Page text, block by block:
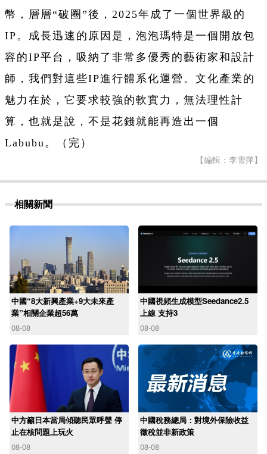
幣，層層“破圈”後，2025年成了一個世界級的
IP。成長迅速的原因是，泡泡瑪特是一個開放包
容的IP平台，吸納了非常多優秀的藝術家和設計
師，我們對這些IP進行體系化運營。文化產業的
魅力在於，它要求較強的軟實力，無法理性計
算，也就是說，不是花錢就能再造出一個
Labubu。（完）
【編輯：李雪萍】
相關新聞
中國“8大新興產業+9大未來產
業”相關企業超56萬
08-08
中國視頻生成模型Seedance2.5
上線 支持3
08-08
中方籲日本當局傾聽民眾呼聲 停
止在核問題上玩火
08-08
中國稅務總局：對境外保險收益
徵稅並非新政策
08-08